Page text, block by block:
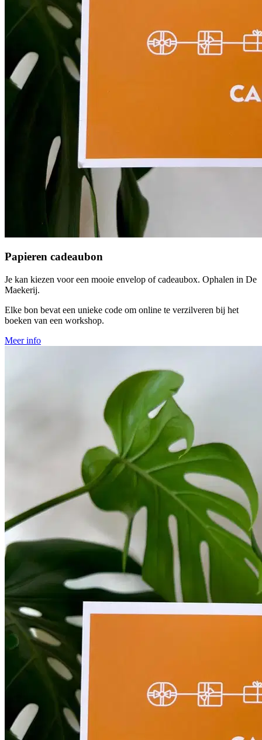
Papieren cadeaubon
Je kan kiezen voor een mooie envelop of cadeaubox. Ophalen in De
Maekerij.
Elke bon bevat een unieke code om online te verzilveren bij het
boeken van een workshop.
Meer info